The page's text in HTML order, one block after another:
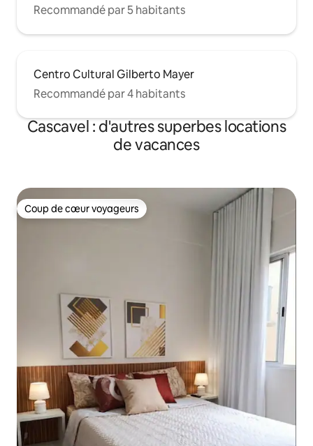
Recommandé par 5 habitants
Centro Cultural Gilberto Mayer
Recommandé par 4 habitants
Cascavel : d'autres superbes locations
de vacances
Coup de cœur voyageurs
Coup de cœur voyageurs